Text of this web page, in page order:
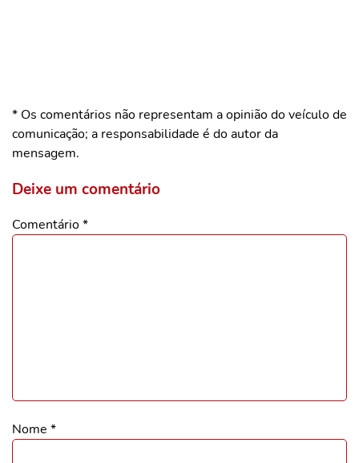
* Os comentários não representam a opinião do veículo de
comunicação; a responsabilidade é do autor da
mensagem.
Deixe um comentário
Comentário*
Nome *